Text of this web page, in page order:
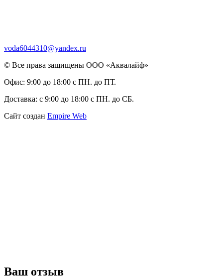
voda6044310@yandex.ru
© Все права защищены ООО «Аквалайф»
Офис: 9:00 до 18:00 с ПН. до ПТ.
Доставка: с 9:00 до 18:00 с ПН. до СБ.
Сайт создан Empire Web
Ваш отзыв